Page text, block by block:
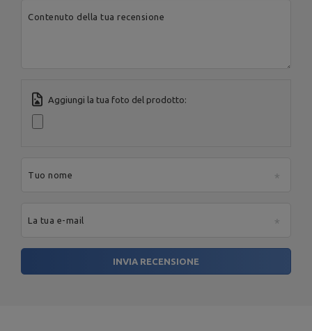
Spółka Komandytowa
Contenuto della tua recensione
Aggiungi la tua foto del prodotto:
Tuo nome
La tua e-mail
INVIA RECENSIONE